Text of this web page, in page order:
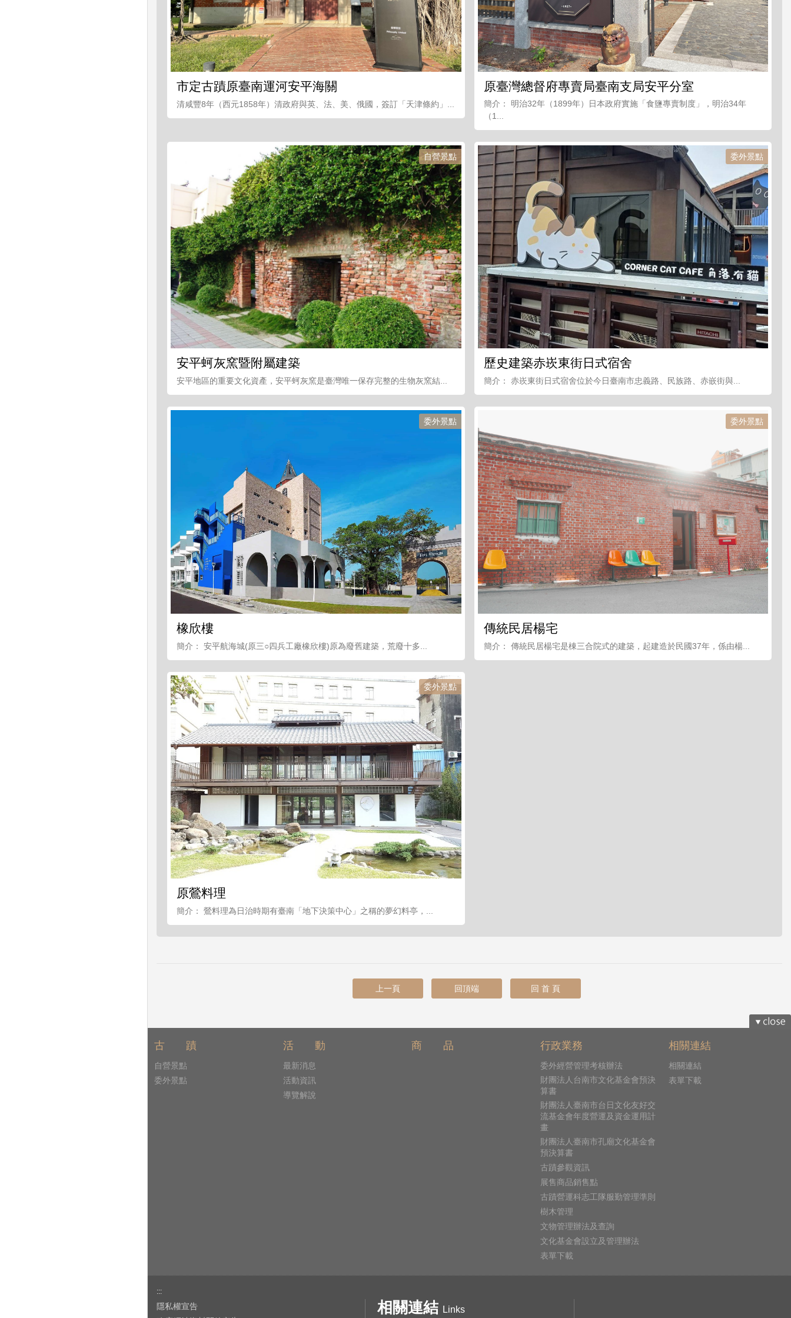
市定古蹟原臺南運河安平海關
清咸豐8年（西元1858年）清政府與英、法、美、俄國，簽訂「天津條約」...
原臺灣總督府專賣局臺南支局安平分室
簡介： 明治32年（1899年）日本政府實施「食鹽專賣制度」，明治34年
（1...
自營景點
安平蚵灰窯暨附屬建築
安平地區的重要文化資產，安平蚵灰窯是臺灣唯一保存完整的生物灰窯結...
委外景點
歷史建築赤崁東街日式宿舍
簡介： 赤崁東街日式宿舍位於今日臺南市忠義路、民族路、赤嵌街與...
委外景點
橡欣樓
簡介： 安平航海城(原三○四兵工廠橡欣樓)原為廢舊建築，荒廢十多...
委外景點
傳統民居楊宅
簡介： 傳統民居楊宅是棟三合院式的建築，起建造於民國37年，係由楊...
委外景點
原鶯料理
簡介： 鶯料理為日治時期有臺南「地下決策中心」之稱的夢幻料亭，...
上一頁 回頂端 回 首 頁
古 蹟
自營景點
委外景點
活 動
最新消息
活動資訊
導覽解說
商 品 行政業務
委外經營管理考核辦法
財團法人台南市文化基金會預決
算書
財團法人臺南市台日文化友好交
流基金會年度營運及資金運用計
畫
財團法人臺南市孔廟文化基金會
預決算書
古蹟參觀資訊
展售商品銷售點
古蹟營運科志工隊服勤管理準則
樹木管理
文物管理辦法及查詢
文化基金會設立及管理辦法
表單下載
相關連結
相關連結
表單下載
:::
隱私權宣告
相關連結 Links